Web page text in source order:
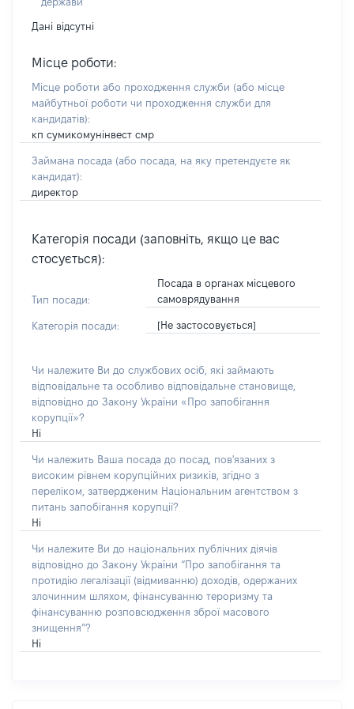
Дані відсутні
Місце роботи:
Місце роботи або проходження служби (або місце
майбутньої роботи чи проходження служби для
кандидатів):
кп сумикомунінвест смр
Займана посада (або посада, на яку претендуєте як
кандидат):
директор
Категорія посади (заповніть, якщо це вас
стосується):
Тип посади:
Посада в органах місцевого
самоврядування
Категорія посади: [Не застосовується]
Чи належите Ви до службових осіб, які займають
відповідальне та особливо відповідальне становище,
відповідно до Закону України «Про запобігання
корупції»?
Ні
Чи належить Ваша посада до посад, пов'язаних з
високим рівнем корупційних ризиків, згідно з
переліком, затвердженим Національним агентством з
питань запобігання корупції?
Ні
Чи належите Ви до національних публічних діячів
відповідно до Закону України “Про запобігання та
протидію легалізації (відмиванню) доходів, одержаних
злочинним шляхом, фінансуванню тероризму та
фінансуванню розповсюдження зброї масового
знищення”?
Ні